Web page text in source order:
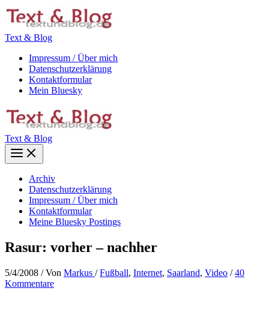
Zum
Inhalt
Text & Blog
Impressum / Über mich
Datenschutzerklärung
Kontaktformular
Mein Bluesky
Text & Blog
Main
Menu
Archiv
Datenschutzerklärung
Impressum / Über mich
Kontaktformular
Meine Bluesky Postings
Rasur: vorher – nachher
5/4/2008 / Von Markus /Fußball, Internet, Saarland, Video /40
Kommentare